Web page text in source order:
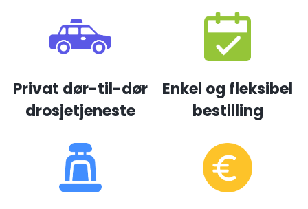
Privat dør-til-dør
drosjetjeneste
Enkel og fleksibel
bestilling